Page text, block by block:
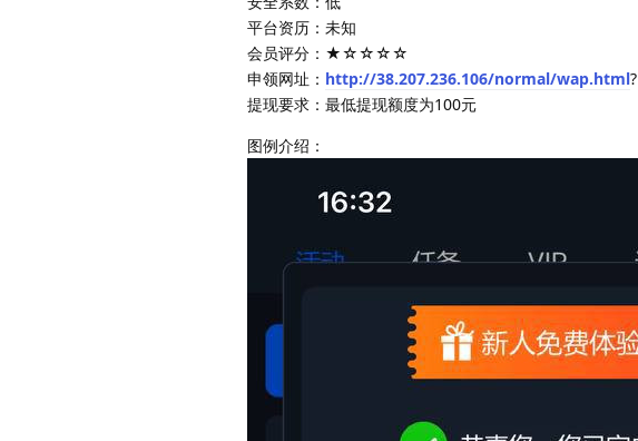
平台资历：未知
会员评分：★☆☆☆☆
申领网址： http://38.207.236.106/normal/wap.html?
提现要求：最低提现额度为100元
图例介绍：